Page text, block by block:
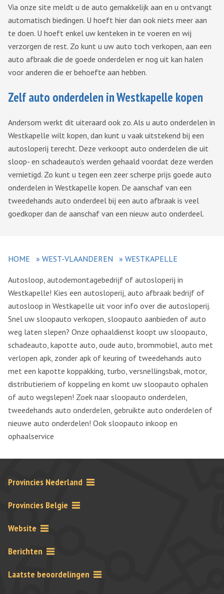
Via onze site meldt u de auto gemakkelijk aan en u ontvangt
automatisch biedingen. U hoeft hier dan ook niets meer aan
te doen. U hoeft enkel uw kenteken in te voeren en wij
verzorgen de rest. Zo kunt u uw auto toch verkopen, aan een
auto afbraak die de goede onderdelen er nog uit kan halen
voor anderen die er behoefte aan hebben.
Zelf auto onderdelen in Westkapelle kopen
Andersom werkt dit uiteraard ook zo. Als u auto onderdelen in
Westkapelle wilt kopen, dan kunt u vaak uitstekend bij een
autosloperij terecht. Deze verkoopt auto onderdelen die uit
sloop- en schadeauto’s werden gehaald voordat deze werden
vernietigd. Zo kunt u tegen een zeer scherpe prijs goede auto
onderdelen in Westkapelle kopen. De aanschaf van een
tweedehands auto onderdeel bij een auto afbraak is veel
goedkoper dan de aanschaf van een nieuw auto onderdeel.
HOME » WEST-VLAANDEREN » WESTKAPELLE
Autosloop, autodemontagebedrijf of autosloperij in
Westkapelle! Kies een autosloperij, auto afbraak bedrijf of
autosloop in Westkapelle uit voor info over die autosloperij.
Snel uw sloopauto verkopen, sloopauto aanbieden of auto
weg laten slepen? Onze ophaaldienst koopt uw sloopauto,
schadeauto, kapotte auto, oude auto, brommobiel, auto met
verlopen apk, zonder apk of keuring of tweedehands auto
met een kapotte koppakking, turbo, versnellingsbak, motor,
distributieriem of koppeling en komt uw sloopauto ophalen
of auto wegslepen! Zoek naar sloopauto onderdelen,
tweedehands auto onderdelen, gebruikte auto onderdelen of
nieuwe auto onderdelen! Ook sloopauto inkoop en
ophaalservice
Provincies Nederland
Provincies Belgie
Website
Berichten
Laatste beoordelingen